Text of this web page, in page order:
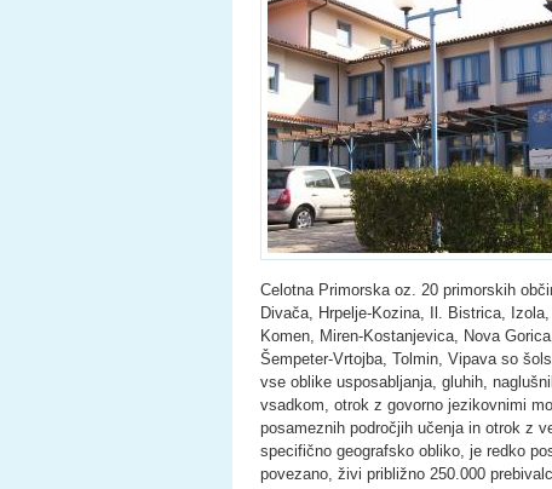
Celotna Primorska oz. 20 primorskih
Divača, Hrpelje-Kozina, Il. Bistrica,
Komen, Miren-Kostanjevica, Nova
Šempeter-Vrtojba, Tolmin, Vipava so
vse oblike usposabljanja, gluhih,
vsadkom, otrok z govorno jezikovnimi
posameznih področjih učenja in otrok z
specifično geografsko obliko, je redko
povezano, živi približno 250.000